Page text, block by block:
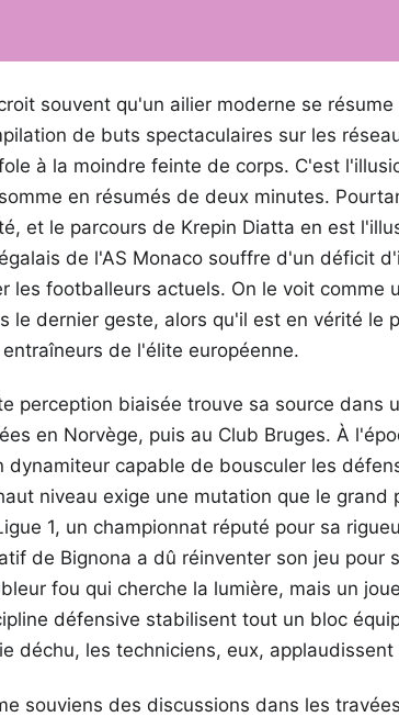
souvent qu'un ailier moderne se
de buts spectaculaires sur les
à la moindre feinte de corps. C'est
en résumés de deux minutes.
et le parcours de Krepin Diatta en est
de l'AS Monaco souffre d'un déficit
les footballeurs actuels. On le voit
le dernier geste, alors qu'il est en vérité le
entraîneurs de l'élite européenne.
perception biaisée trouve sa source dans
en Norvège, puis au Club Bruges. À
dynamiteur capable de bousculer les
niveau exige une mutation que le
1, un championnat réputé pour sa
de Bignona a dû réinventer son jeu pour
fou qui cherche la lumière, mais un
défensive stabilisent tout un bloc
déchu, les techniciens, eux,
souviens des discussions dans les